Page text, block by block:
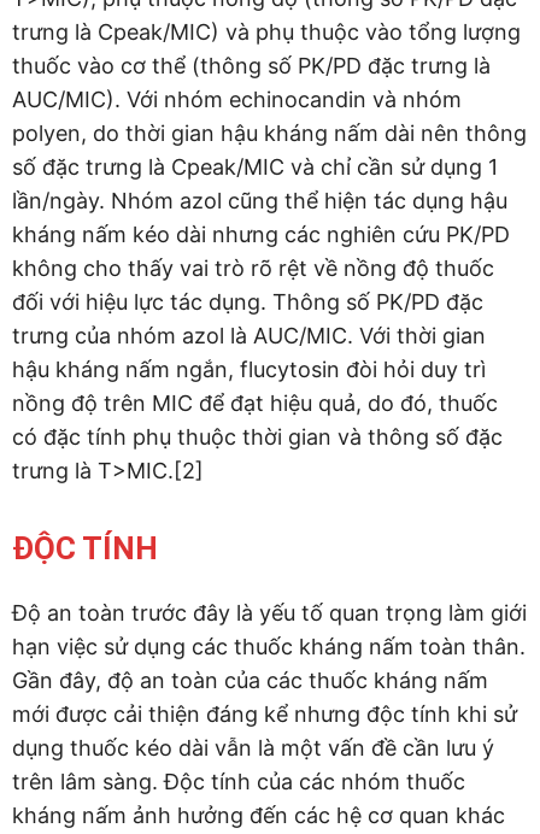
trưng là Cpeak/MIC) và phụ thuộc vào tổng lượng
thuốc vào cơ thể (thông số PK/PD đặc trưng là
AUC/MIC). Với nhóm echinocandin và nhóm
polyen, do thời gian hậu kháng nấm dài nên thông
số đặc trưng là Cpeak/MIC và chỉ cần sử dụng 1
lần/ngày. Nhóm azol cũng thể hiện tác dụng hậu
kháng nấm kéo dài nhưng các nghiên cứu PK/PD
không cho thấy vai trò rõ rệt về nồng độ thuốc
đối với hiệu lực tác dụng. Thông số PK/PD đặc
trưng của nhóm azol là AUC/MIC. Với thời gian
hậu kháng nấm ngắn, flucytosin đòi hỏi duy trì
nồng độ trên MIC để đạt hiệu quả, do đó, thuốc
có đặc tính phụ thuộc thời gian và thông số đặc
trưng là T>MIC.[2]
ĐỘC TÍNH
Độ an toàn trước đây là yếu tố quan trọng làm giới
hạn việc sử dụng các thuốc kháng nấm toàn thân.
Gần đây, độ an toàn của các thuốc kháng nấm
mới được cải thiện đáng kể nhưng độc tính khi sử
dụng thuốc kéo dài vẫn là một vấn đề cần lưu ý
trên lâm sàng. Độc tính của các nhóm thuốc
kháng nấm ảnh hưởng đến các hệ cơ quan khác